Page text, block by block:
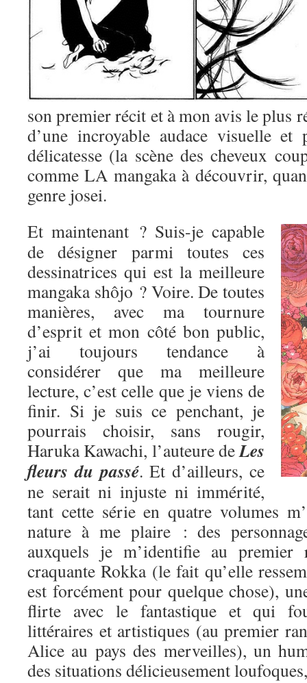
son premier récit et à mon avis le plus
d’une incroyable audace visuelle et
délicatesse (la scène des cheveux
comme LA mangaka à découvrir,
genre josei.
Et maintenant ? Suis-je capable
de désigner parmi toutes ces
dessinatrices qui est la meilleure
mangaka shôjo ? Voire. De toutes
manières, avec ma tournure
d’esprit et mon côté bon public,
j’ai toujours tendance à
considérer que ma meilleure
lecture, c’est celle que je viens de
finir. Si je suis ce penchant, je
pourrais choisir, sans rougir,
Haruka Kawachi, l’auteure deLes
fleurs du passé. Et d’ailleurs, ce
ne serait ni injuste ni immérité,
tant cette série en quatre volumes
nature à me plaire : des
auxquels je m’identifie au premier
craquante Rokka (le fait qu’elle
est forcément pour quelque chose),
flirte avec le fantastique et qui
littéraires et artistiques (au premier
Alice au pays des merveilles), un
des situations délicieusement